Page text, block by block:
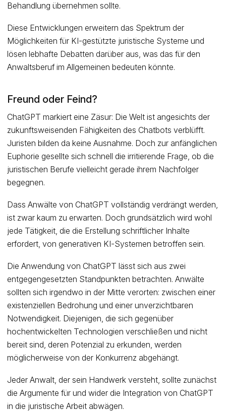
Behandlung übernehmen sollte.
Diese Entwicklungen erweitern das Spektrum der
Möglichkeiten für KI-gestützte juristische Systeme und
lösen lebhafte Debatten darüber aus, was das für den
Anwaltsberuf im Allgemeinen bedeuten könnte.
Freund oder Feind?
ChatGPT markiert eine Zäsur: Die Welt ist angesichts der
zukunftsweisenden Fähigkeiten des Chatbots verblüfft.
Juristen bilden da keine Ausnahme. Doch zur anfänglichen
Euphorie gesellte sich schnell die irritierende Frage, ob die
juristischen Berufe vielleicht gerade ihrem Nachfolger
begegnen.
Dass Anwälte von ChatGPT vollständig verdrängt werden,
ist zwar kaum zu erwarten. Doch grundsätzlich wird wohl
jede Tätigkeit, die die Erstellung schriftlicher Inhalte
erfordert, von generativen KI-Systemen betroffen sein.
Die Anwendung von ChatGPT lässt sich aus zwei
entgegengesetzten Standpunkten betrachten. Anwälte
sollten sich irgendwo in der Mitte verorten: zwischen einer
existenziellen Bedrohung und einer unverzichtbaren
Notwendigkeit. Diejenigen, die sich gegenüber
hochentwickelten Technologien verschließen und nicht
bereit sind, deren Potenzial zu erkunden, werden
möglicherweise von der Konkurrenz abgehängt.
Jeder Anwalt, der sein Handwerk versteht, sollte zunächst
die Argumente für und wider die Integration von ChatGPT
in die juristische Arbeit abwägen.